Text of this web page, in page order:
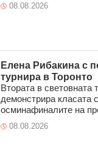
08.08.2026
Елена Рибакина с
турнира в Торонто
Втората в световната
демонстрира класата
осминафиналите на
08.08.2026